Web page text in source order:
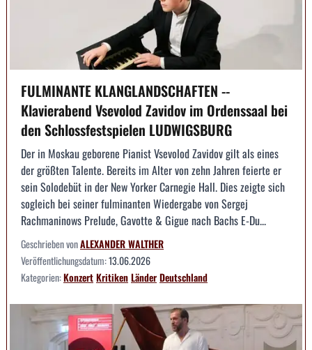
FULMINANTE KLANGLANDSCHAFTEN --
Klavierabend Vsevolod Zavidov im Ordenssaal bei
den Schlossfestspielen LUDWIGSBURG
Der in Moskau geborene Pianist Vsevolod Zavidov gilt als eines
der größten Talente. Bereits im Alter von zehn Jahren feierte er
sein Solodebüt in der New Yorker Carnegie Hall. Dies zeigte sich
sogleich bei seiner fulminanten Wiedergabe von Sergej
Rachmaninows Prelude, Gavotte & Gigue nach Bachs E-Du...
Geschrieben vonALEXANDER WALTHER
Veröffentlichungsdatum:13.06.2026
Kategorien:KonzertKritikenLänderDeutschland